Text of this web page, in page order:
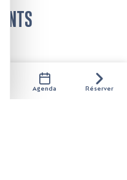
Agenda Réserver